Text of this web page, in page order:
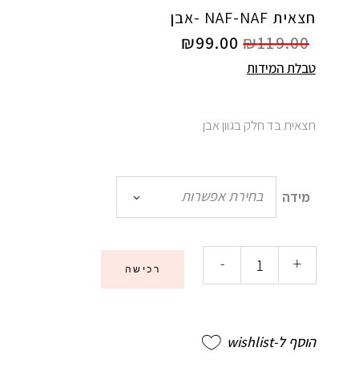
חצאית NAF-NAF -אבן
₪119.00
₪99.00
טבלת המידות
חצאית בד חלק בגוון אבן
מידה בחירת אפשרות
- + רכישה
הוסף ל-wishlist